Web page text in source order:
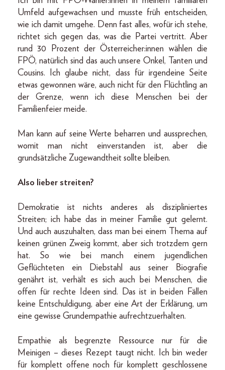
Umfeld aufgewachsen und musste früh entscheiden,
wie ich damit umgehe. Denn fast alles, wofür ich stehe,
richtet sich gegen das, was die Partei vertritt. Aber
rund 30 Prozent der Österreicher:innen wählen die
FPÖ, natürlich sind das auch unsere Onkel, Tanten und
Cousins. Ich glaube nicht, dass für irgendeine Seite
etwas gewonnen wäre, auch nicht für den Flüchtling an
der Grenze, wenn ich diese Menschen bei der
Familienfeier meide.
Man kann auf seine Werte beharren und aussprechen,
womit man nicht einverstanden ist, aber die
grundsätzliche Zugewandtheit sollte bleiben.
Also lieber streiten?
Demokratie ist nichts anderes als diszipliniertes
Streiten; ich habe das in meiner Familie gut gelernt.
Und auch auszuhalten, dass man bei einem Thema auf
keinen grünen Zweig kommt, aber sich trotzdem gern
hat. So wie bei manch einem jugendlichen
Geflüchteten ein Diebstahl aus seiner Biografie
genährt ist, verhält es sich auch bei Menschen, die
offen für rechte Ideen sind. Das ist in beiden Fällen
keine Entschuldigung, aber eine Art der Erklärung, um
eine gewisse Grundempathie aufrechtzuerhalten.
Empathie als begrenzte Ressource nur für die
Meinigen – dieses Rezept taugt nicht. Ich bin weder
für komplett offene noch für komplett geschlossene